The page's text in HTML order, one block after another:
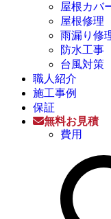
屋根カバ
屋根修理
雨漏り修
防水工事
台風対策
職人紹介
施工事例
保証
無料お見積
費用